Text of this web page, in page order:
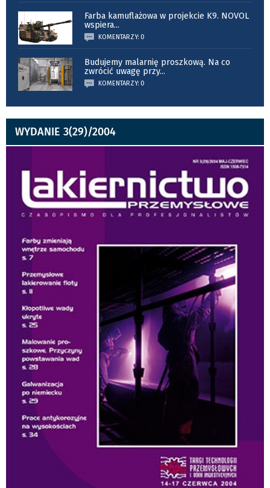
Farba kamuflażowa w projekcie K9. NOVOL
wspiera...
KOMENTARZY: 0
Budujemy malarnię proszkową. Na co
zwrócić uwagę przy...
KOMENTARZY: 0
WYDANIE 3(29)/2004